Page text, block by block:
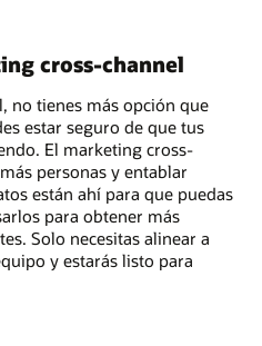
cross-channel
no tienes más opción que
estar seguro de que tus
El marketing cross-
personas y entablar
están ahí para que puedas
para obtener más
Solo necesitas alinear a
y estarás listo para